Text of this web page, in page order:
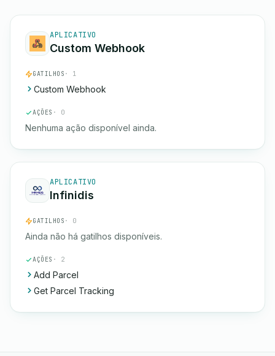
APLICATIVO
Custom Webhook
GATILHOS · 1
Custom Webhook
AÇÕES · 0
Nenhuma ação disponível ainda.
APLICATIVO
Infinidis
GATILHOS · 0
Ainda não há gatilhos disponíveis.
AÇÕES · 2
Add Parcel
Get Parcel Tracking